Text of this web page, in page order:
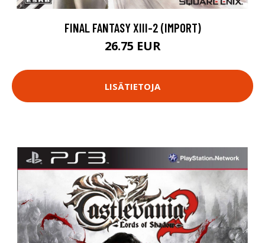
FINAL FANTASY XIII-2 (IMPORT)
26.75 EUR
LISÄTIETOJA